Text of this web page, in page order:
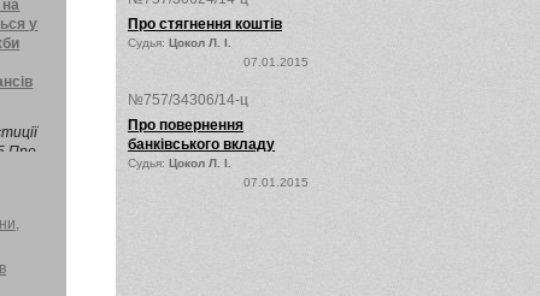
Про стягнення коштів
Судья: Цокол Л. І.
07.01.2015
№757/34306/14-ц
Про повернення
банківського вкладу
Судья: Цокол Л. І.
07.01.2015
ринку
у
Про
у